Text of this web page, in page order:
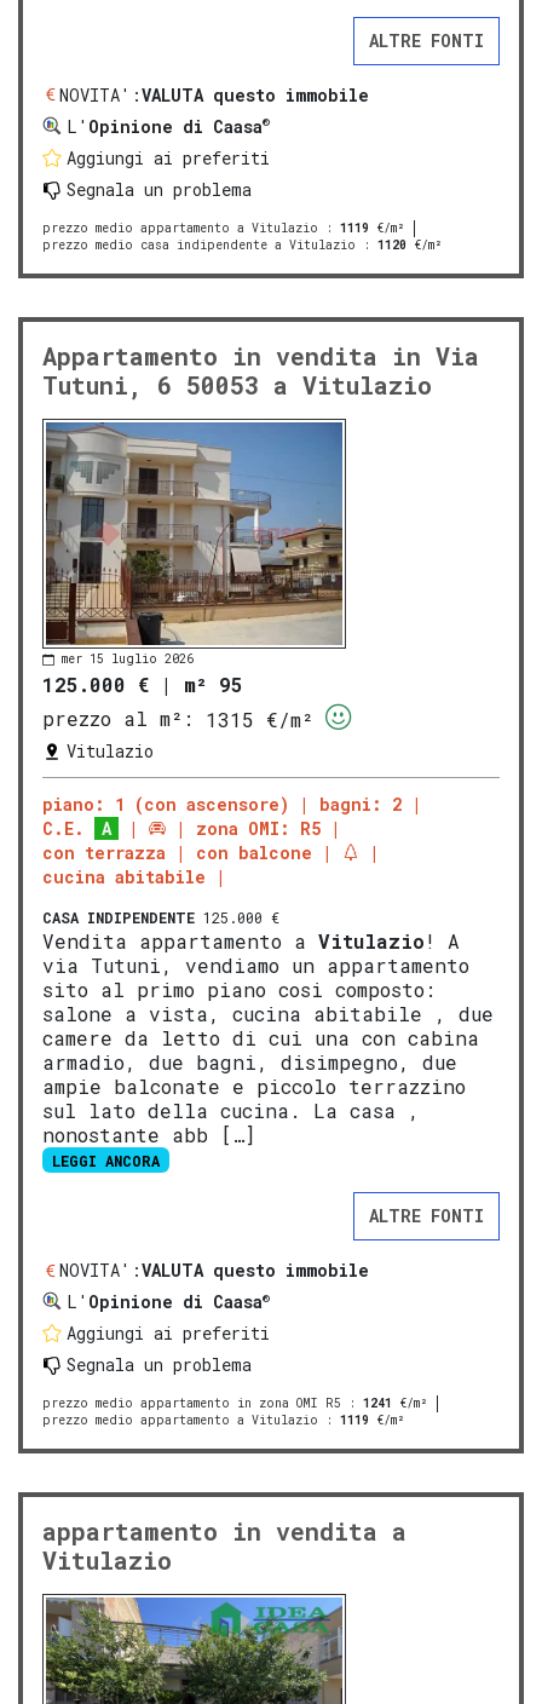
ALTRE FONTI
NOVITA':VALUTA questo immobile
L' Opinione di Caasa®
Aggiungi ai preferiti
Segnala un problema
prezzo medio appartamento a Vitulazio : 1119 €/m²
prezzo medio casa indipendente a Vitulazio : 1120 €/m²
Appartamento in vendita in Via
Tutuni, 6 50053 a Vitulazio
mer 15 luglio 2026
125.000 € | m² 95
prezzo al m²:
1315 €/m²
Vitulazio
piano: 1 (con ascensore)
bagni: 2
C.E.
A
zona OMI: R5
con terrazza
con balcone
cucina abitabile
CASA INDIPENDENTE 125.000 €
Vendita appartamento a Vitulazio! A
via Tutuni, vendiamo un appartamento
sito al primo piano cosi composto:
salone a vista, cucina abitabile , due
camere da letto di cui una con cabina
armadio, due bagni, disimpegno, due
ampie balconate e piccolo terrazzino
sul lato della cucina. La casa ,
nonostante abb […]
LEGGI ANCORA
ALTRE FONTI
NOVITA':VALUTA questo immobile
L' Opinione di Caasa®
Aggiungi ai preferiti
Segnala un problema
prezzo medio appartamento in zona OMI R5 : 1241
€/m²
prezzo medio appartamento a Vitulazio : 1119 €/m²
appartamento in vendita a
Vitulazio